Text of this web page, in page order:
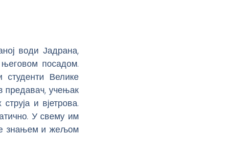
води Јадрана,
посадом.
Велике
предавач, учењак
и вјетрова.
У свему им
знањем и жељом